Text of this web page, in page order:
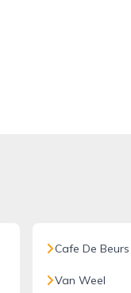
Cafe De Beurs
Van Weel